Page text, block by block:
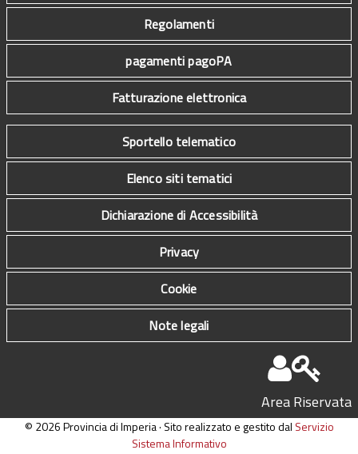
Regolamenti
pagamenti pagoPA
Fatturazione elettronica
Sportello telematico
Elenco siti tematici
Dichiarazione di Accessibilità
Privacy
Cookie
Note legali
Area Riservata
© 2026 Provincia di Imperia · Sito realizzato e gestito dal Servizio
Sistema Informativo